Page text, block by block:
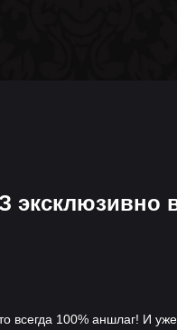
всегда 100% аншлаг! И